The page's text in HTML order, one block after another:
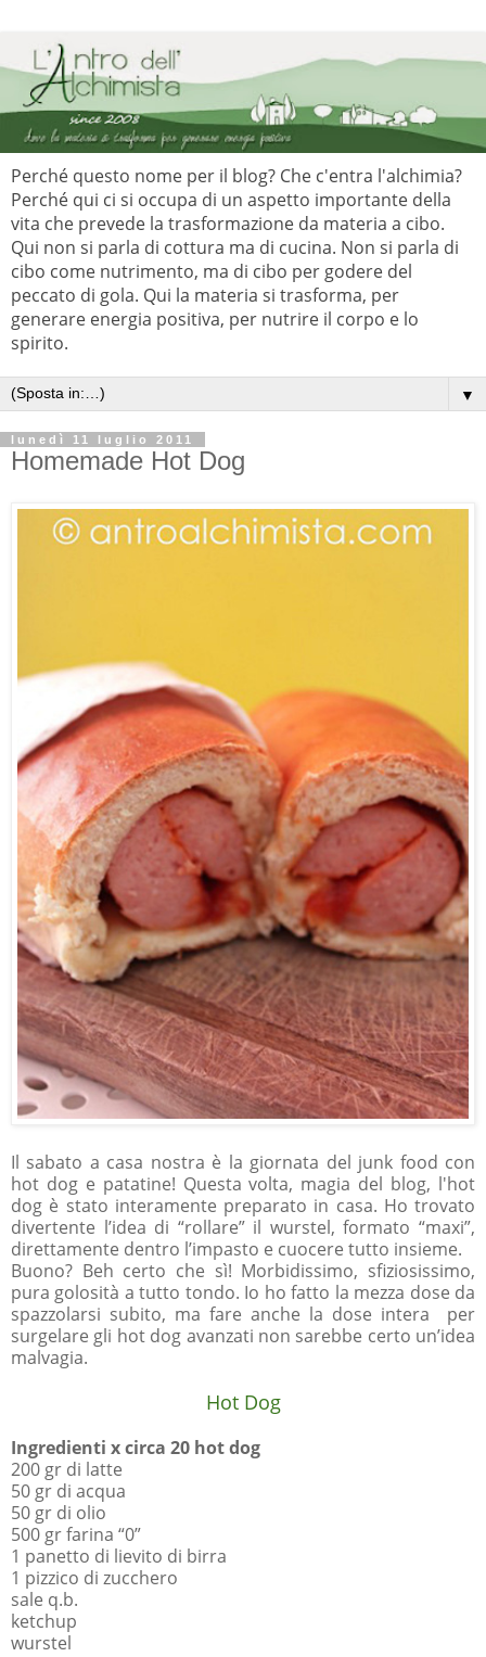
Perché questo nome per il blog? Che c'entra l'alchimia?
Perché qui ci si occupa di un aspetto importante della
vita che prevede la trasformazione da materia a cibo.
Qui non si parla di cottura ma di cucina. Non si parla di
cibo come nutrimento, ma di cibo per godere del
peccato di gola. Qui la materia si trasforma, per
generare energia positiva, per nutrire il corpo e lo
spirito.
▼
lunedì 11 luglio 2011
Homemade Hot Dog
Il sabato a casa nostra è la giornata del junk food con
hot dog e patatine! Questa volta, magia del blog, l'hot
dog è stato interamente preparato in casa. Ho trovato
divertente l’idea di “rollare” il wurstel, formato “maxi”,
direttamente dentro l’impasto e cuocere tutto insieme.
Buono? Beh certo che sì! Morbidissimo, sfiziosissimo,
pura golosità a tutto tondo. Io ho fatto la mezza dose da
spazzolarsi subito, ma fare anche la dose intera per
surgelare gli hot dog avanzati non sarebbe certo un’idea
malvagia.
Hot Dog
Ingredienti x circa 20 hot dog
200 gr di latte
50 gr di acqua
50 gr di olio
500 gr farina “0”
1 panetto di lievito di birra
1 pizzico di zucchero
sale q.b.
ketchup
wurstel